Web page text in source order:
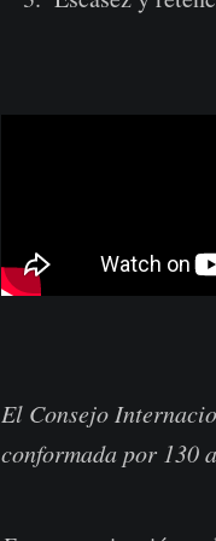
El Consejo
conformada por 130